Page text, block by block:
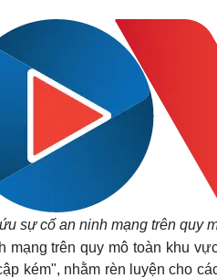
Văn học
sự cố an ninh mạng trên quy
trên quy mô toàn khu
kém", nhằm rèn luyện cho